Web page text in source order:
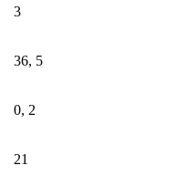
3
36, 5
0, 2
21